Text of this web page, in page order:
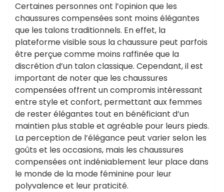
Certaines personnes ont l’opinion que les
chaussures compensées sont moins élégantes
que les talons traditionnels. En effet, la
plateforme visible sous la chaussure peut parfois
être perçue comme moins raffinée que la
discrétion d’un talon classique. Cependant, il est
important de noter que les chaussures
compensées offrent un compromis intéressant
entre style et confort, permettant aux femmes
de rester élégantes tout en bénéficiant d’un
maintien plus stable et agréable pour leurs pieds.
La perception de l’élégance peut varier selon les
goûts et les occasions, mais les chaussures
compensées ont indéniablement leur place dans
le monde de la mode féminine pour leur
polyvalence et leur praticité.